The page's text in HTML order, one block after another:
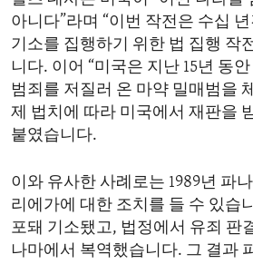
아니다”라며 “이번 작전은 수십
기소를 집행하기 위한 법 집행 작
니다. 이어 “미국은 지난 15년 동
범죄를 저질러 온 마약 밀매범을
제 법치에 따라 미국에서 재판을
붙였습니다.
이와 유사한 사례로는 1989년 파
리에가에 대한 조치를 들 수 있습
포돼 기소됐고, 법정에서 유죄 판
나마에서 복역했습니다. 그 결과